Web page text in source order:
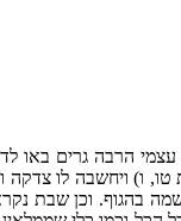
הרבה גרים באו
ו) ויחשבה לו צדקה
בהגוף. וכן שבת